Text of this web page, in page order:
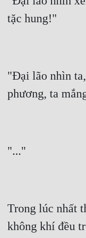
tặc hung!"
"Đại lão nhìn
phương, ta
"..."
Trong lúc nhất
không khí đều